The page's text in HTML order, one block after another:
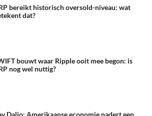
bereikt historisch oversold-niveau: wat
dat?
bouwt waar Ripple ooit mee begon: is
nog wel nuttig?
Dalio: Amerikaanse economie nadert een